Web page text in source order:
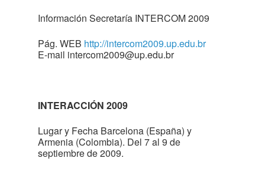
Información Secretaría INTERCOM 2009
Pág. WEB http://intercom2009.up.edu.br
E-mail intercom2009@up.edu.br
INTERACCIÓN 2009
Lugar y Fecha Barcelona (España) y
Armenia (Colombia). Del 7 al 9 de
septiembre de 2009.